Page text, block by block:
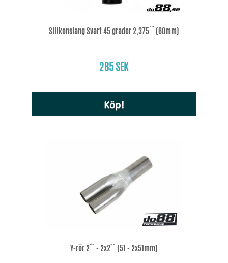
Silikonslang Svart 45 grader 2,375´´ (60mm)
285 SEK
Köp!
Y-rör 2´´ - 2x2´´ (51 - 2x51mm)